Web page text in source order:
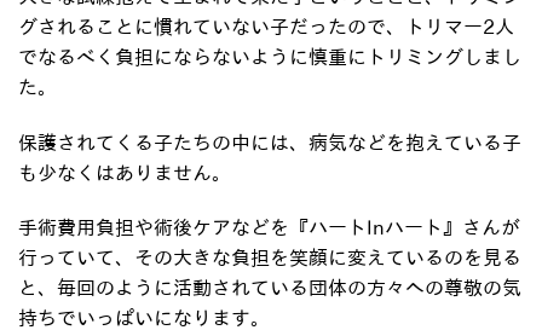
グされることに慣れていない子だったので、トリマー2人
でなるべく負担にならないように慎重にトリミングしまし
た。
保護されてくる子たちの中には、病気などを抱えている子
も少なくはありません。
手術費用負担や術後ケアなどを『ハートInハート』さんが
行っていて、その大きな負担を笑顔に変えているのを見る
と、毎回のように活動されている団体の方々への尊敬の気
持ちでいっぱいになります。